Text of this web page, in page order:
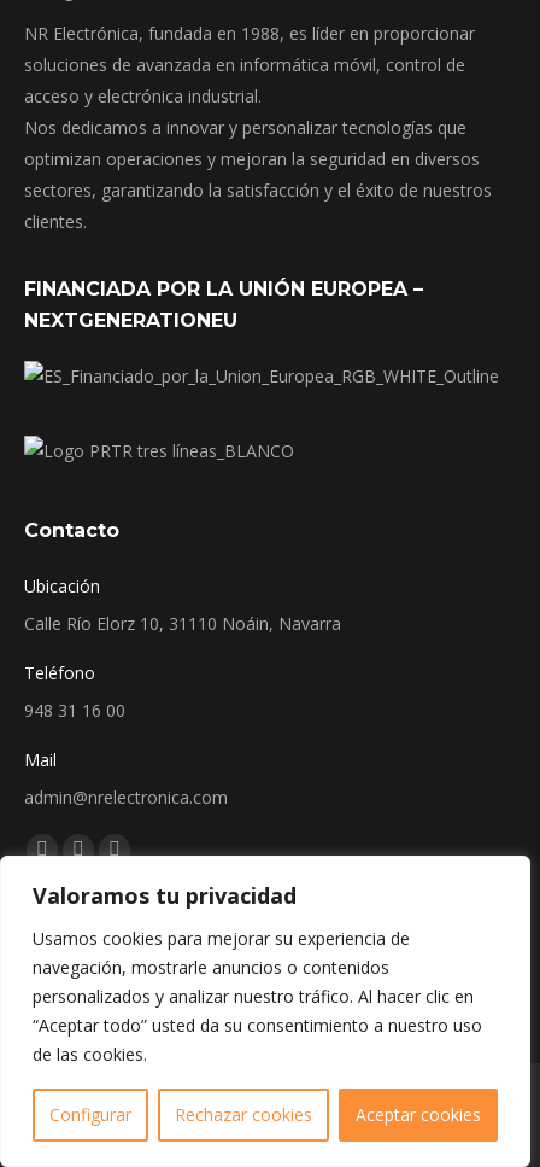
Valoramos tu privacidad
Usamos cookies para mejorar su experiencia de
navegación, mostrarle anuncios o contenidos
personalizados y analizar nuestro tráfico. Al hacer clic en
“Aceptar todo” usted da su consentimiento a nuestro uso
de las cookies.
Configurar Rechazar cookies Aceptar cookies
NR Electrónica, fundada en 1988, es líder en proporcionar
soluciones de avanzada en informática móvil, control de
acceso y electrónica industrial.
Nos dedicamos a innovar y personalizar tecnologías que
optimizan operaciones y mejoran la seguridad en diversos
sectores, garantizando la satisfacción y el éxito de nuestros
clientes.
FINANCIADA POR LA UNIÓN EUROPEA –
NEXTGENERATIONEU
Contacto
Ubicación
Calle Río Elorz 10, 31110 Noáin, Navarra
Teléfono
948 31 16 00
Mail
admin@nrelectronica.com
Encuéntranos en:
Facebook
page
new
window
Linkedin
page
new
window
Instagram
page
new
window
Copyright © 2024 - Web creada por Bit Informática
Aviso legal/Política de cookies/Política de privacidad/Protección de
Datos/Política de devoluciones/CGV.